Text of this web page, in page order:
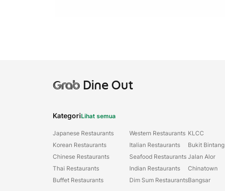
GrabDine Out
KategoriLihat semua
Japanese Restaurants
Korean Restaurants
Chinese Restaurants
Thai Restaurants
Buffet Restaurants
Western Restaurants
Italian Restaurants
Seafood Restaurants
Indian Restaurants
Dim Sum Restaurants
KLCC
Bukit Bintang
Jalan Alor
Chinatown
Bangsar